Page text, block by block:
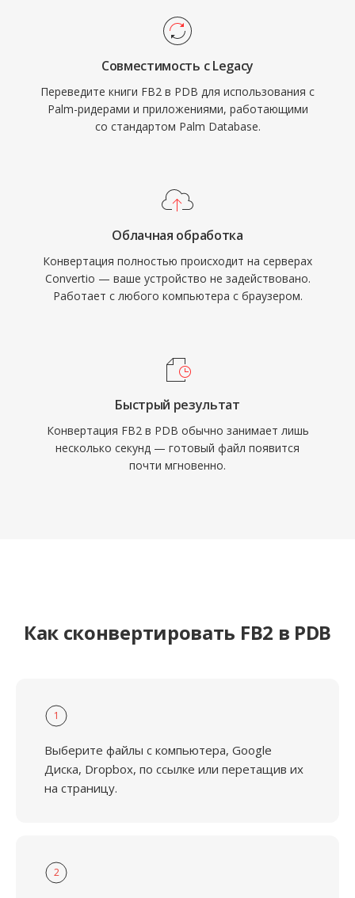
Совместимость с Legacy
Переведите книги FB2 в PDB для использования с
Palm-ридерами и приложениями, работающими
со стандартом Palm Database.
Облачная обработка
Конвертация полностью происходит на серверах
Convertio — ваше устройство не задействовано.
Работает с любого компьютера с браузером.
Быстрый результат
Конвертация FB2 в PDB обычно занимает лишь
несколько секунд — готовый файл появится
почти мгновенно.
Как сконвертировать FB2 в PDB
1
Выберите файлы с компьютера, Google
Диска, Dropbox, по ссылке или перетащив их
на страницу.
2